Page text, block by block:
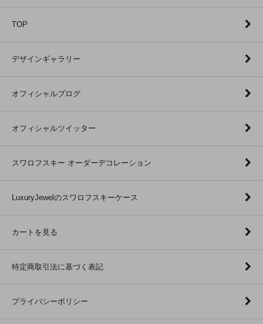
TOP
デザインギャラリー
オフィシャルブログ
オフィシャルツイッター
スワロフスキー オーダーデコレーション
LuxuryJewelのスワロフスキーケース
カートを見る
特定商取引法に基づく表記
プライバシーポリシー